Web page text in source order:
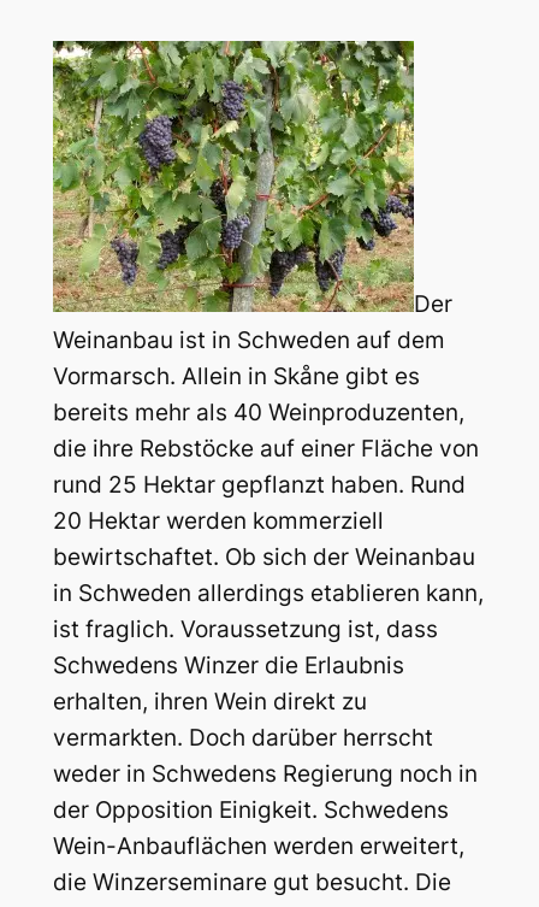
Der
Weinanbau ist in Schweden auf dem
Vormarsch. Allein in Skåne gibt es
bereits mehr als 40 Weinproduzenten,
die ihre Rebstöcke auf einer Fläche von
rund 25 Hektar gepflanzt haben. Rund
20 Hektar werden kommerziell
bewirtschaftet. Ob sich der Weinanbau
in Schweden allerdings etablieren kann,
ist fraglich. Voraussetzung ist, dass
Schwedens Winzer die Erlaubnis
erhalten, ihren Wein direkt zu
vermarkten. Doch darüber herrscht
weder in Schwedens Regierung noch in
der Opposition Einigkeit. Schwedens
Wein-Anbauflächen werden erweitert,
die Winzerseminare gut besucht. Die